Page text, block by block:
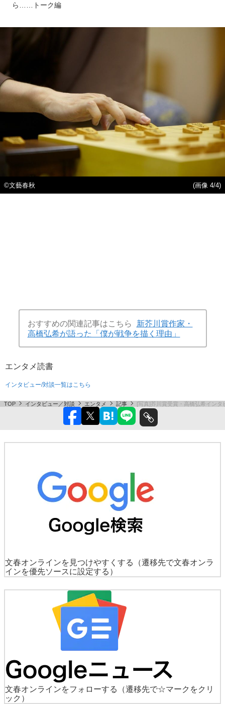
ら……トーク編
©文藝春秋 (画像 4/4)
おすすめの関連記事はこちら
新芥川賞作家・
高橋弘希が語った「僕が戦争を描く理由」
エンタメ読書
インタビュー/対談一覧はこちら
TOP インタビュー／対談 エンタメ 記事 [写真]芥川賞受賞・高橋弘希イン
文春オンラインを見つけやすくする
（遷移先で文春オンラ
インを優先ソースに設定する）
文春オンラインをフォローする
（遷移先で☆マークをクリ
ック）